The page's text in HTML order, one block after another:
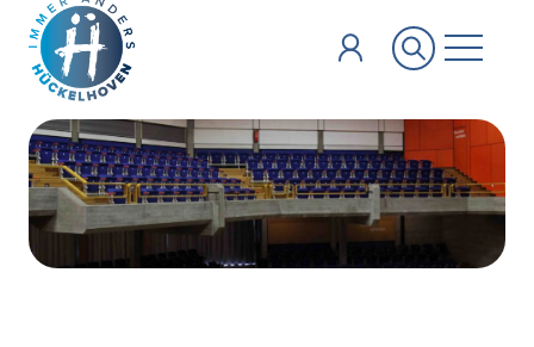
Zum Hauptinhalt springen